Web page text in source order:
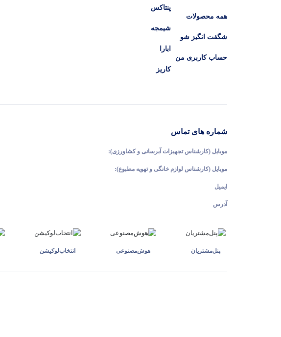
همه محصولات
شگفت انگیز شو
حساب کاربری من
پنتاکس
شیمجه
ابارا
کاریز
شماره های تماس
موبایل (کارشناس تجهیزات آبرسانی و کشاورزی):
موبایل (کارشناس لوازم خانگی و تهویه مطبوع):
ایمیل
آدرس
پنل‌مشتریان هوش‌مصنوعی انتخاب‌لوکیشن